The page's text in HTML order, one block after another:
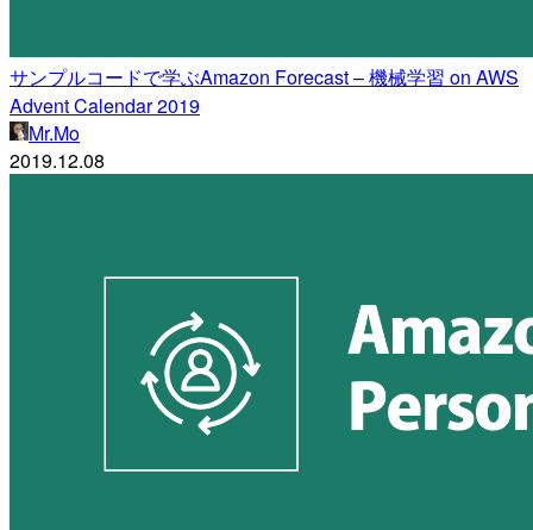
サンプルコードで学ぶAmazon Forecast – 機械学習 on AWS
Advent Calendar 2019
Mr.Mo
2019.12.08